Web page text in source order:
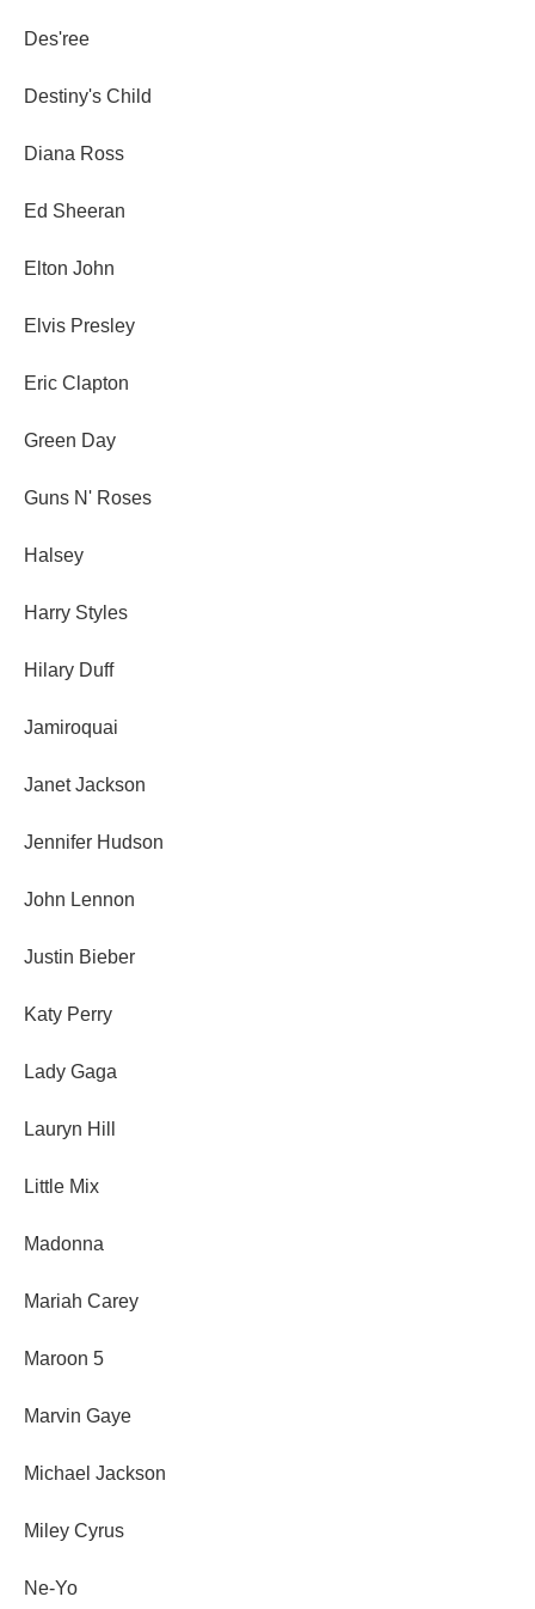
Des'ree
Destiny's Child
Diana Ross
Ed Sheeran
Elton John
Elvis Presley
Eric Clapton
Green Day
Guns N' Roses
Halsey
Harry Styles
Hilary Duff
Jamiroquai
Janet Jackson
Jennifer Hudson
John Lennon
Justin Bieber
Katy Perry
Lady Gaga
Lauryn Hill
Little Mix
Madonna
Mariah Carey
Maroon 5
Marvin Gaye
Michael Jackson
Miley Cyrus
Ne-Yo